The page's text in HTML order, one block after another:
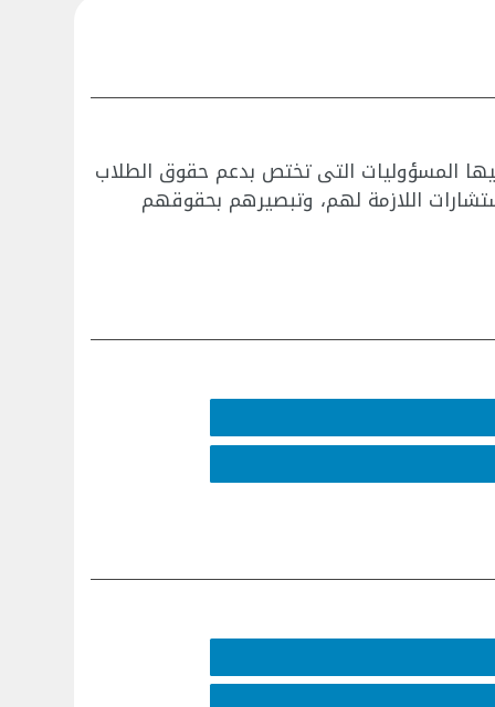
المسؤوليات التى تختص بدعم حقوق الطلاب
اللازمة لهم، وتبصيرهم بحقوقهم